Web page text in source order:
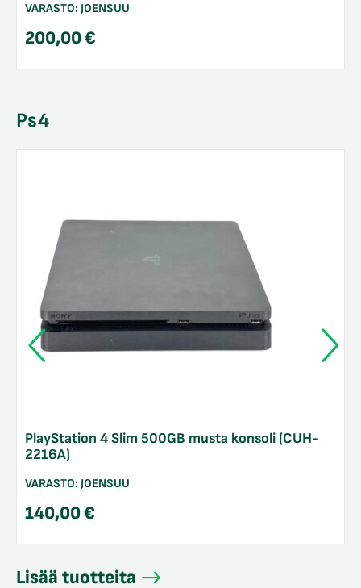
VARASTO:JOENSUU
200,00€
Ps4
PlayStation 4 Slim 500GB musta konsoli (CUH-
2216A)
VARASTO: JOENSUU
140,00€
Lisää tuotteita